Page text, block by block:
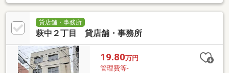
貸店舗・事務所
萩中２丁目 貸店舗・事務所
19.80万円
管理費等-